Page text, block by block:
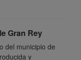
Gran Rey
del municipio de
y